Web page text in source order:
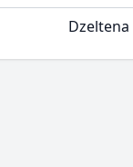
Dzeltena